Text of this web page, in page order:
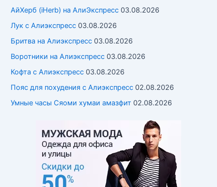
АйХерб (iHerb) на АлиЭкспресс 03.08.2026
Лук с Алиэкспресс 03.08.2026
Бритва на Алиэкспресс 03.08.2026
Воротники на Алиэкспресс 03.08.2026
Кофта с Алиэкспресс 03.08.2026
Пояс для похудения с Алиэкспресс 02.08.2026
Умные часы Cяоми хумаи амазфит 02.08.2026